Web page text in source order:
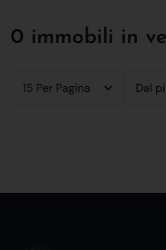
0 immobili in
15 Per Pagina Dal